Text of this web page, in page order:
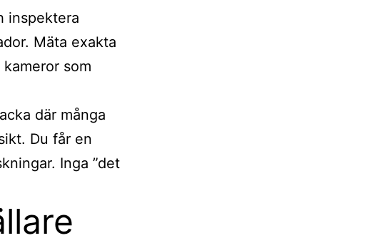
inspektera
Mäta exakta
som
där många
Du får en
Inga ”det